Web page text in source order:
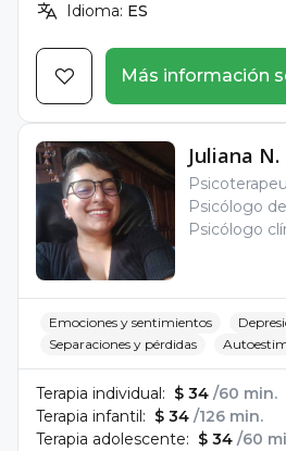
Idioma: ES
Más información
Juliana N.
Psicólogo
Psicólogo
Emociones y sentimientos
Separaciones y pérdidas
Terapia individual: $ 34 /60 min.
Terapia infantil: $ 34 /126 min.
Terapia adolescente: $ 34 /60